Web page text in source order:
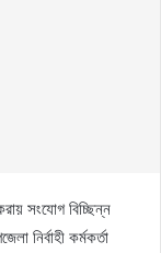
সংযোগ বিচ্ছিন্ন
নির্বাহী কর্মকর্তা